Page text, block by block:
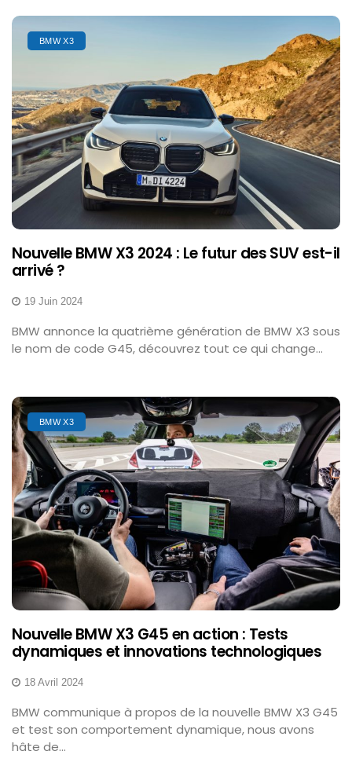
BMW X3
Nouvelle BMW X3 2024 : Le futur des SUV est-il
arrivé ?
19 Juin 2024
BMW annonce la quatrième génération de BMW X3 sous
le nom de code G45, découvrez tout ce qui change...
BMW X3
Nouvelle BMW X3 G45 en action : Tests
dynamiques et innovations technologiques
18 Avril 2024
BMW communique à propos de la nouvelle BMW X3 G45
et test son comportement dynamique, nous avons
hâte de...